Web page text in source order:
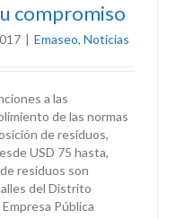
compromiso
| Emaseo, Noticias
a las
de las normas
de residuos,
USD 75 hasta,
residuos son
del Distrito
Pública